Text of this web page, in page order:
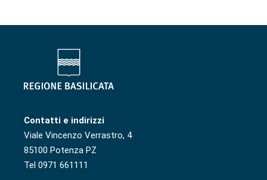
Contatti e indirizzi
Viale Vincenzo Verrastro, 4
85100 Potenza PZ
Tel 0971 661111